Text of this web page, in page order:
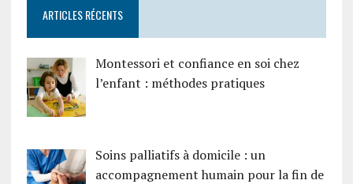
ARTICLES RÉCENTS
Montessori et confiance en soi chez
l’enfant : méthodes pratiques
Soins palliatifs à domicile : un
accompagnement humain pour la fin de